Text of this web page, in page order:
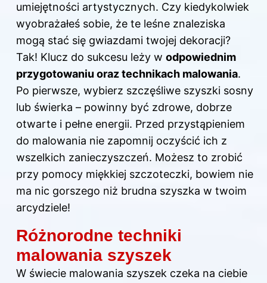
umiejętności artystycznych. Czy kiedykolwiek
wyobrażałeś sobie, że te leśne znaleziska
mogą stać się gwiazdami twojej dekoracji?
Tak! Klucz do sukcesu leży w odpowiednim
przygotowaniu oraz technikach malowania.
Po pierwsze, wybierz szczęśliwe szyszki sosny
lub świerka – powinny być zdrowe, dobrze
otwarte i pełne energii. Przed przystąpieniem
do malowania nie zapomnij oczyścić ich z
wszelkich zanieczyszczeń. Możesz to zrobić
przy pomocy miękkiej szczoteczki, bowiem nie
ma nic gorszego niż brudna szyszka w twoim
arcydziele!
Różnorodne techniki
malowania szyszek
W świecie malowania szyszek czeka na ciebie